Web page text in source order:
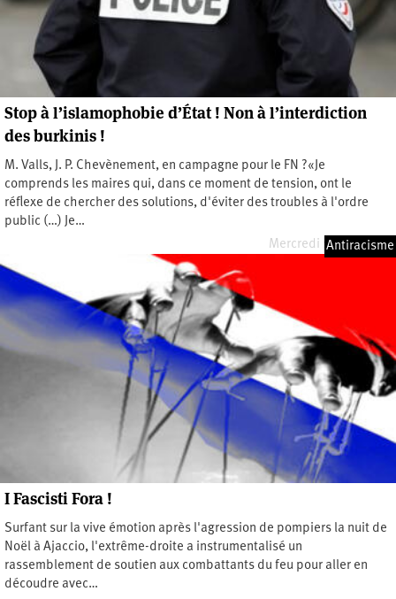
Stop à l’islamophobie d’État ! Non à l’interdiction
des burkinis !
M. Valls, J. P. Chevènement, en campagne pour le FN ?«Je
comprends les maires qui, dans ce moment de tension, ont le
réflexe de chercher des solutions, d'éviter des troubles à l'ordre
public (…) Je…
Mercredi 17 août 2016
Antiracisme
I Fascisti Fora !
Surfant sur la vive émotion après l'agression de pompiers la nuit de
Noël à Ajaccio, l'extrême-droite a instrumentalisé un
rassemblement de soutien aux combattants du feu pour aller en
découdre avec…